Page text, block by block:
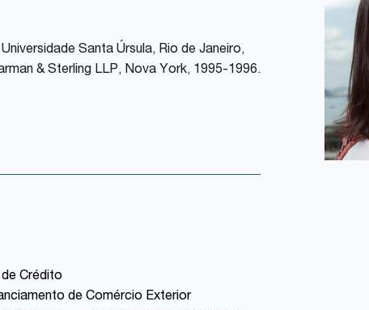
Santa Úrsula, Rio de Janeiro,
& Sterling LLP, Nova York, 1995-1996.
Crédito
de Comércio Exterior